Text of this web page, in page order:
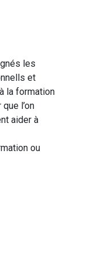
les
et
la formation
l’on
aider à
ou